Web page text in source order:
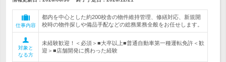
仕事内容
都内を中心とした約200校舎の物件維持管理、修繕対応、新規開
校時の物件探しや備品手配などの総務業務全般をお任せします。
対象と
なる方
未経験歓迎！＜必須＞■大卒以上■普通自動車第一種運転免許＜歓
迎＞■店舗開発に携わった経験